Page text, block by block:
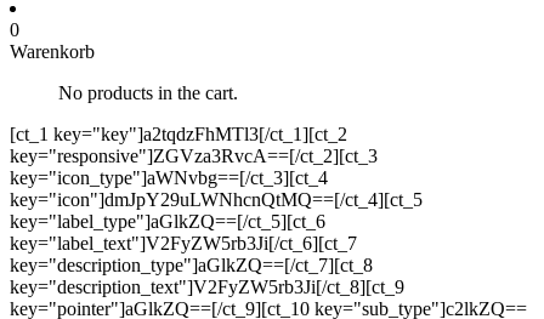
0
Warenkorb
No products in the cart.
[ct_1 key="key"]a2tqdzFhMTl3[/ct_1][ct_2
key="responsive"]ZGVza3RvcA==[/ct_2][ct_3
key="icon_type"]aWNvbg==[/ct_3][ct_4
key="icon"]dmJpY29uLWNhcnQtMQ==[/ct_4][ct_5
key="label_type"]aGlkZQ==[/ct_5][ct_6
key="label_text"]V2FyZW5rb3Ji[/ct_6][ct_7
key="description_type"]aGlkZQ==[/ct_7][ct_8
key="description_text"]V2FyZW5rb3Ji[/ct_8][ct_9
key="pointer"]aGlkZQ==[/ct_9][ct_10 key="sub_type"]c2lkZQ==